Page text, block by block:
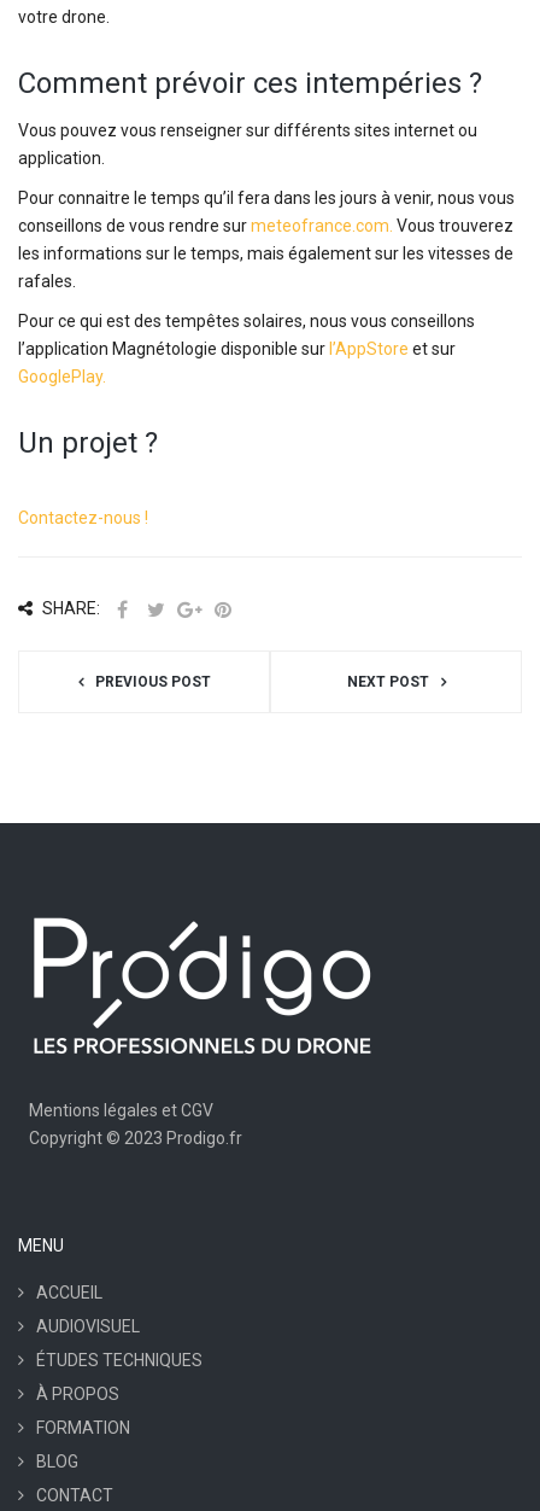
votre drone.
Comment prévoir ces intempéries ?
Vous pouvez vous renseigner sur différents sites internet ou
application.
Pour connaitre le temps qu’il fera dans les jours à venir, nous vous
conseillons de vous rendre surmeteofrance.com. Vous trouverez
les informations sur le temps, mais également sur les vitesses de
rafales.
Pour ce qui est des tempêtes solaires, nous vous conseillons
l’application Magnétologie disponible surl’AppStore et sur
GooglePlay.
Un projet ?
Contactez-nous !
SHARE:
PREVIOUS POST NEXT POST
Mentions légales et CGV
Copyright © 2023 Prodigo.fr
MENU
ACCUEIL
AUDIOVISUEL
ÉTUDES TECHNIQUES
À PROPOS
FORMATION
BLOG
CONTACT